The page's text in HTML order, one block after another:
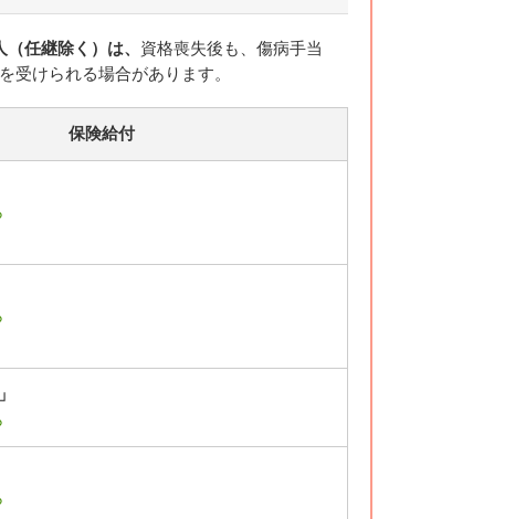
任継除く）は、 資格喪失後も、傷病手当
受けられる場合があります。
保険給付